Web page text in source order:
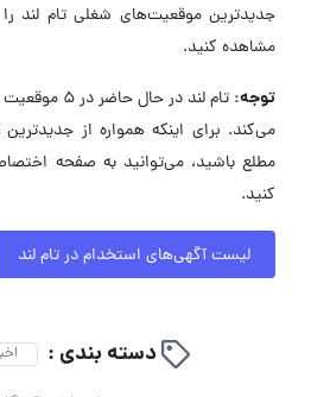
جدیدترین موقعیت‌های شغلی تام لند
مشاهده کنید.
توجه:
تام لند در
می‌کند. برای اینکه همواره از
مطلع باشید، می‌توانید به صفحه
کنید.
لیست آگهی‌های استخدام در تام لند
دسته بندی :